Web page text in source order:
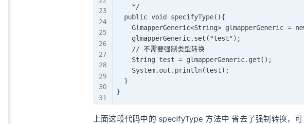
    */
  public void specifyType(){
GlmapperGeneric<String> glmapperGeneric =
    glmapperGeneric.set("test");
    // 不需要强制类型转换
    String test = glmapperGeneric.get();
    System.out.println(test);
  }
上面这段代码中的 specifyType 方法中 省去了强制转换，